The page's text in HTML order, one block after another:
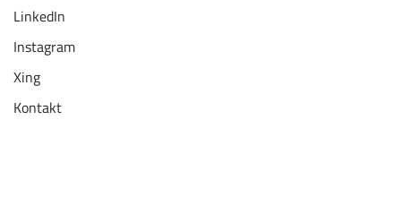
LinkedIn
Instagram
Xing
Kontakt